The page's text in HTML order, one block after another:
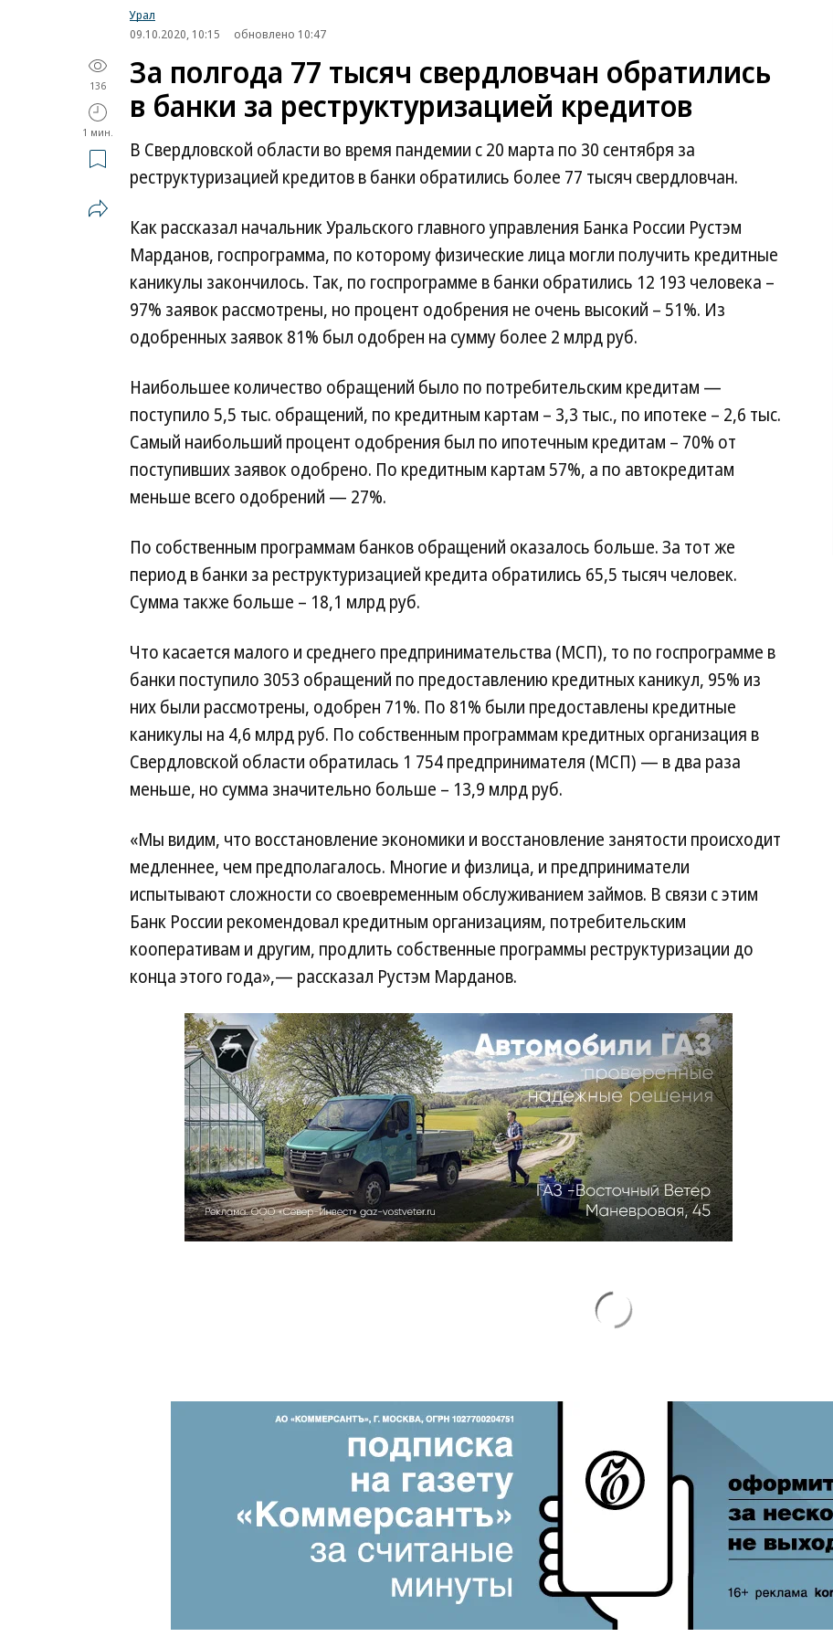
Урал
09.10.2020, 10:15
обновлено 10:47
136
1 мин.
За полгода 77 тысяч свердловчан обратились
в банки за реструктуризацией кредитов
В Свердловской области во время пандемии с 20 марта по 30 сентября за
реструктуризацией кредитов в банки обратились более 77 тысяч свердловчан.
Как рассказал начальник Уральского главного управления Банка России Рустэм
Марданов, госпрограмма, по которому физические лица могли получить кредитные
каникулы закончилось. Так, по госпрограмме в банки обратились 12 193 человека –
97% заявок рассмотрены, но процент одобрения не очень высокий – 51%. Из
одобренных заявок 81% был одобрен на сумму более 2 млрд руб.
Наибольшее количество обращений было по потребительским кредитам —
поступило 5,5 тыс. обращений, по кредитным картам – 3,3 тыс., по ипотеке – 2,6 тыс.
Самый наибольший процент одобрения был по ипотечным кредитам – 70% от
поступивших заявок одобрено. По кредитным картам 57%, а по автокредитам
меньше всего одобрений — 27%.
По собственным программам банков обращений оказалось больше. За тот же
период в банки за реструктуризацией кредита обратились 65,5 тысяч человек.
Сумма также больше – 18,1 млрд руб.
Что касается малого и среднего предпринимательства (МСП), то по госпрограмме в
банки поступило 3053 обращений по предоставлению кредитных каникул, 95% из
них были рассмотрены, одобрен 71%. По 81% были предоставлены кредитные
каникулы на 4,6 млрд руб. По собственным программам кредитных организация в
Свердловской области обратилась 1 754 предпринимателя (МСП) — в два раза
меньше, но сумма значительно больше – 13,9 млрд руб.
«Мы видим, что восстановление экономики и восстановление занятости происходит
медленнее, чем предполагалось. Многие и физлица, и предприниматели
испытывают сложности со своевременным обслуживанием займов. В связи с этим
Банк России рекомендовал кредитным организациям, потребительским
кооперативам и другим, продлить собственные программы реструктуризации до
конца этого года»,— рассказал Рустэм Марданов.